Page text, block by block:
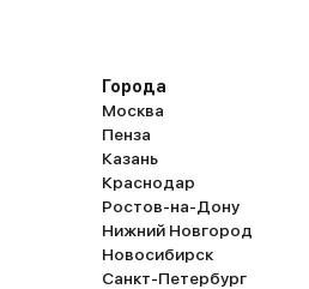
Города
Москва
Пенза
Казань
Краснодар
Ростов-на-Дону
Нижний Новгород
Новосибирск
Санкт-Петербург